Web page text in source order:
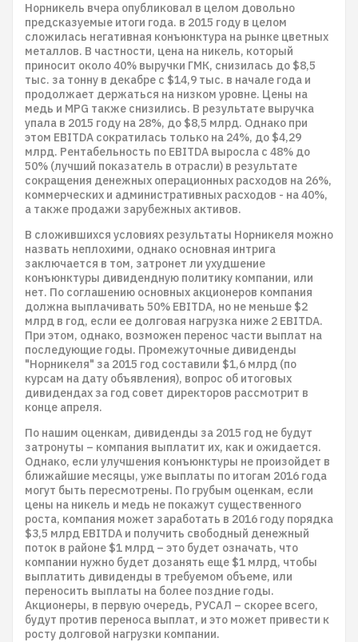
Норникель вчера опубликовал в целом довольно
предсказуемые итоги года. в 2015 году в целом
сложилась негативная конъюнктура на рынке цветных
металлов. В частности, цена на никель, который
приносит около 40% выручки ГМК, снизилась до $8,5
тыс. за тонну в декабре с $14,9 тыс. в начале года и
продолжает держаться на низком уровне. Цены на
медь и MPG также снизились. В результате выручка
упала в 2015 году на 28%, до $8,5 млрд. Однако при
этом EBITDA сократилась только на 24%, до $4,29
млрд. Рентабельность по EBITDA выросла с 48% до
50% (лучший показатель в отрасли) в результате
сокращения денежных операционных расходов на 26%,
коммерческих и административных расходов - на 40%,
а также продажи зарубежных активов.
В сложившихся условиях результаты Норникеля можно
назвать неплохими, однако основная интрига
заключается в том, затронет ли ухудшение
конъюнктуры дивидендную политику компании, или
нет. По соглашению основных акционеров компания
должна выплачивать 50% EBITDA, но не меньше $2
млрд в год, если ее долговая нагрузка ниже 2 EBITDA.
При этом, однако, возможен перенос части выплат на
последующие годы. Промежуточные дивиденды
"Норникеля" за 2015 год составили $1,6 млрд (по
курсам на дату объявления), вопрос об итоговых
дивидендах за год совет директоров рассмотрит в
конце апреля.
По нашим оценкам, дивиденды за 2015 год не будут
затронуты – компания выплатит их, как и ожидается.
Однако, если улучшения конъюнктуры не произойдет в
ближайшие месяцы, уже выплаты по итогам 2016 года
могут быть пересмотрены. По грубым оценкам, если
цены на никель и медь не покажут существенного
роста, компания может заработать в 2016 году порядка
$3,5 млрд EBITDA и получить свободный денежный
поток в районе $1 млрд – это будет означать, что
компании нужно будет дозанять еще $1 млрд, чтобы
выплатить дивиденды в требуемом объеме, или
переносить выплаты на более поздние годы.
Акционеры, в первую очередь, РУСАЛ – скорее всего,
будут против переноса выплат, и это может привести к
росту долговой нагрузки компании.